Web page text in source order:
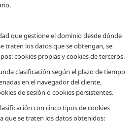
que gestione el dominio desde dónde
traten los datos que se obtengan, se
cookies propias y cookies de terceros.
clasificación según el plazo de tiempo
en el navegador del cliente,
de sesión o cookies persistentes.
con cinco tipos de cookies
que se traten los datos obtenidos: